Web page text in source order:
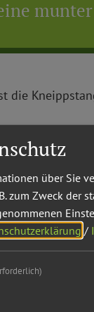
die
eine
Erfrischung
über Sie
zum Zweck der
/